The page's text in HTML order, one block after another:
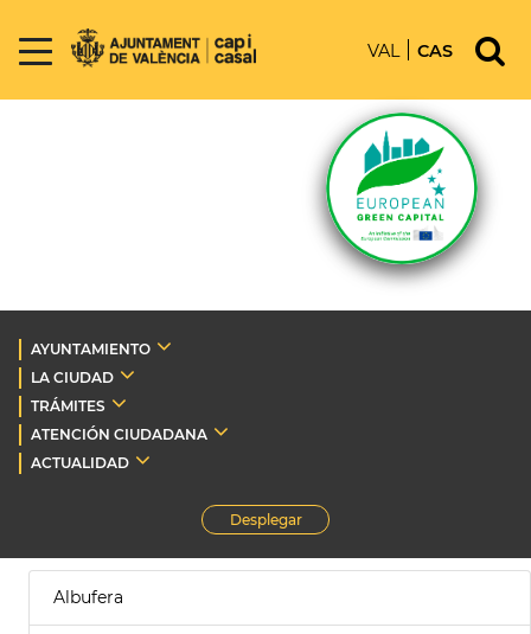
VAL CAS
AYUNTAMIENTO
LA CIUDAD
TRÁMITES
ATENCIÓN CIUDADANA
ACTUALIDAD
Desplegar
Albufera